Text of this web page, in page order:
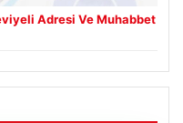
Adresi Ve Muhabbet